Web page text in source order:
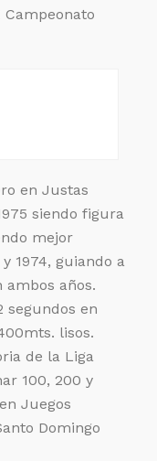
en Justas
siendo figura
mejor
1974, guiando a
ambos años.
segundos en
lisos.
de la Liga
100, 200 y
Juegos
Domingo